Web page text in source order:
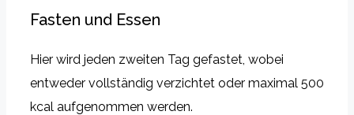
Fasten und Essen
Hier wird jeden zweiten Tag gefastet, wobei
entweder vollständig verzichtet oder maximal 500
kcal aufgenommen werden.